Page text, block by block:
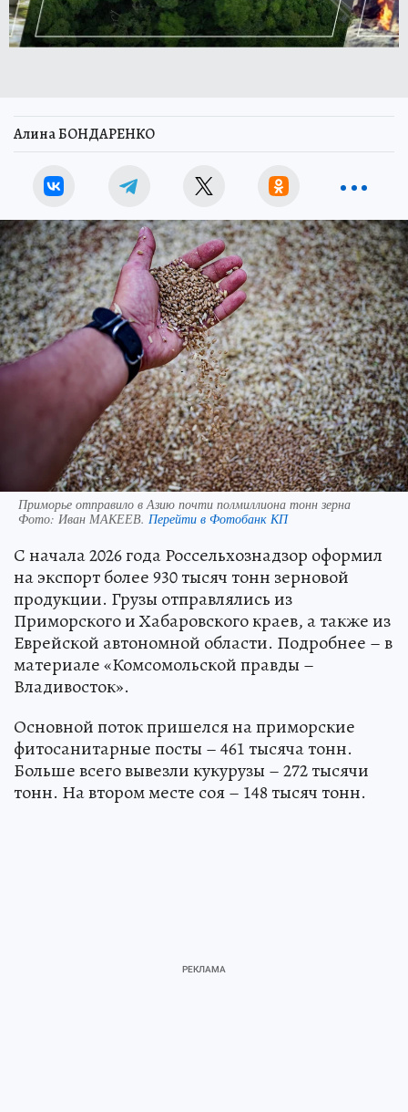
Алина БОНДАРЕНКО
Приморье отправило в Азию почти полмиллиона тонн зерна
Фото: Иван МАКЕЕВ. Перейти в Фотобанк КП
С начала 2026 года Россельхознадзор оформил
на экспорт более 930 тысяч тонн зерновой
продукции. Грузы отправлялись из
Приморского и Хабаровского краев, а также из
Еврейской автономной области. Подробнее – в
материале «Комсомольской правды –
Владивосток».
Основной поток пришелся на приморские
фитосанитарные посты – 461 тысяча тонн.
Больше всего вывезли кукурузы – 272 тысячи
тонн. На втором месте соя – 148 тысяч тонн.